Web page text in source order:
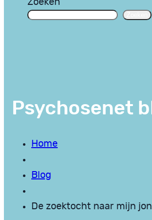
Psychosenet
Home
Blog
De zoektocht naar mijn